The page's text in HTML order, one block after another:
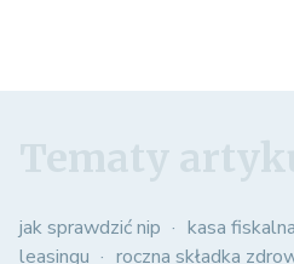
jak sprawdzić nip kasa fiskalna
leasingu
roczna składka